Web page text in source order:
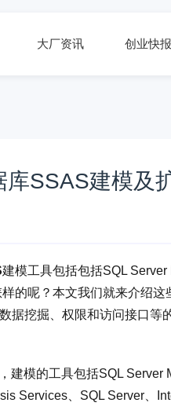
大厂资讯 创业快报
SSAS建模及
建模工具包括包括SQL
的呢？本文我们就来介绍
据挖掘、权限和访问接口等
建模的工具包括SQL
Services、SQL Server、